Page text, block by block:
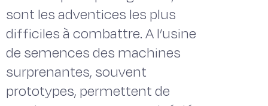
sont les adventices les plus
difficiles à combattre. A l’usine
de semences des machines
surprenantes, souvent
prototypes, permettent de